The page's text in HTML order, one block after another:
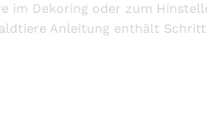
im Dekoring oder zum
Anleitung enthält